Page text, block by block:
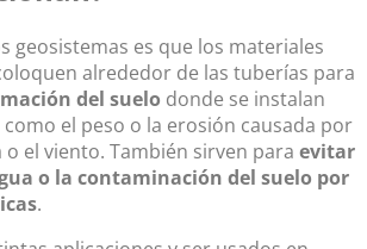
geosistemas es que los materiales
alrededor de las tuberías para
del suelo donde se instalan
el peso o la erosión causada por
o el viento. También sirven para evitar
o la contaminación del suelo por
.